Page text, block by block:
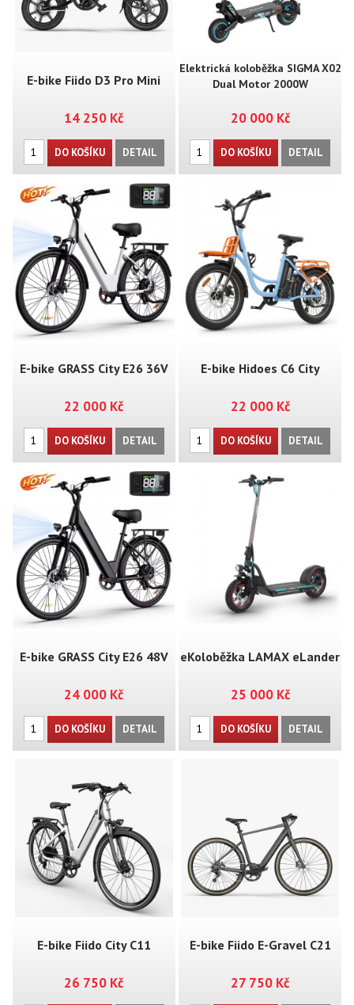
E-bike Fiido D3 Pro Mini
14 250 Kč
DO KOŠÍKU DETAIL
Elektrická koloběžka SIGMA X02
Dual Motor 2000W
20 000 Kč
DO KOŠÍKU DETAIL
E-bike GRASS City E26 36V
22 000 Kč
DO KOŠÍKU DETAIL
E-bike Hidoes C6 City
22 000 Kč
DO KOŠÍKU DETAIL
E-bike GRASS City E26 48V
24 000 Kč
DO KOŠÍKU DETAIL
eKoloběžka LAMAX eLander
SA50
25 000 Kč
DO KOŠÍKU DETAIL
E-bike Fiido City C11
26 750 Kč
E-bike Fiido E-Gravel C21
27 750 Kč